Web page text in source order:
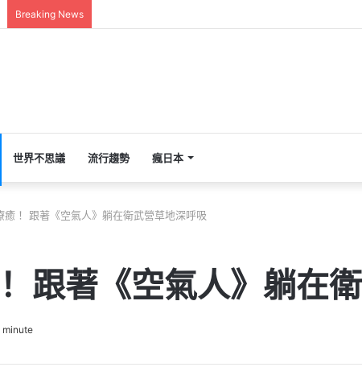
Breaking News
世界不思議 流行趨勢 瘋日本
癒！ 跟著《空氣人》躺在衛武營草地深呼吸
跟著《空氣人》躺在
minute